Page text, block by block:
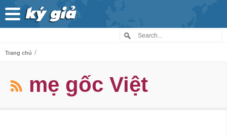
Trang chủ /
mẹ gốc Việt